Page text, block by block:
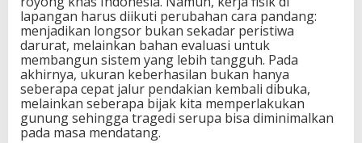
lapangan harus diikuti perubahan cara pandang:
menjadikan longsor bukan sekadar peristiwa
darurat, melainkan bahan evaluasi untuk
membangun sistem yang lebih tangguh. Pada
akhirnya, ukuran keberhasilan bukan hanya
seberapa cepat jalur pendakian kembali dibuka,
melainkan seberapa bijak kita memperlakukan
gunung sehingga tragedi serupa bisa diminimalkan
pada masa mendatang.